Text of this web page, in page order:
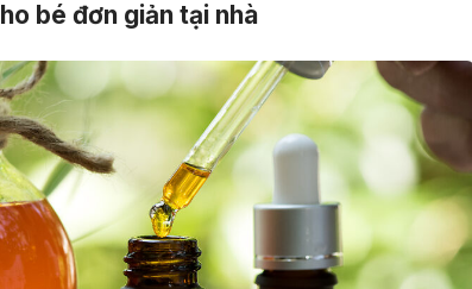
bé đơn giản tại nhà